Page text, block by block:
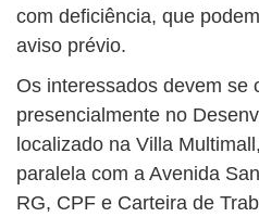
com deficiência, que
aviso prévio.
Os interessados devem se
presencialmente no
localizado na Villa
paralela com a Avenida
RG, CPF e Carteira de